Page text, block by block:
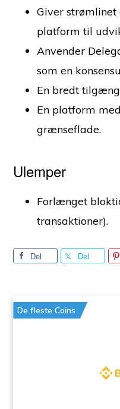
Giver
platform til
Anvender
som en
En bredt
En platform
grænseflade.
Ulemper
Forlænget
transaktioner).
Del Del
De fleste Coins